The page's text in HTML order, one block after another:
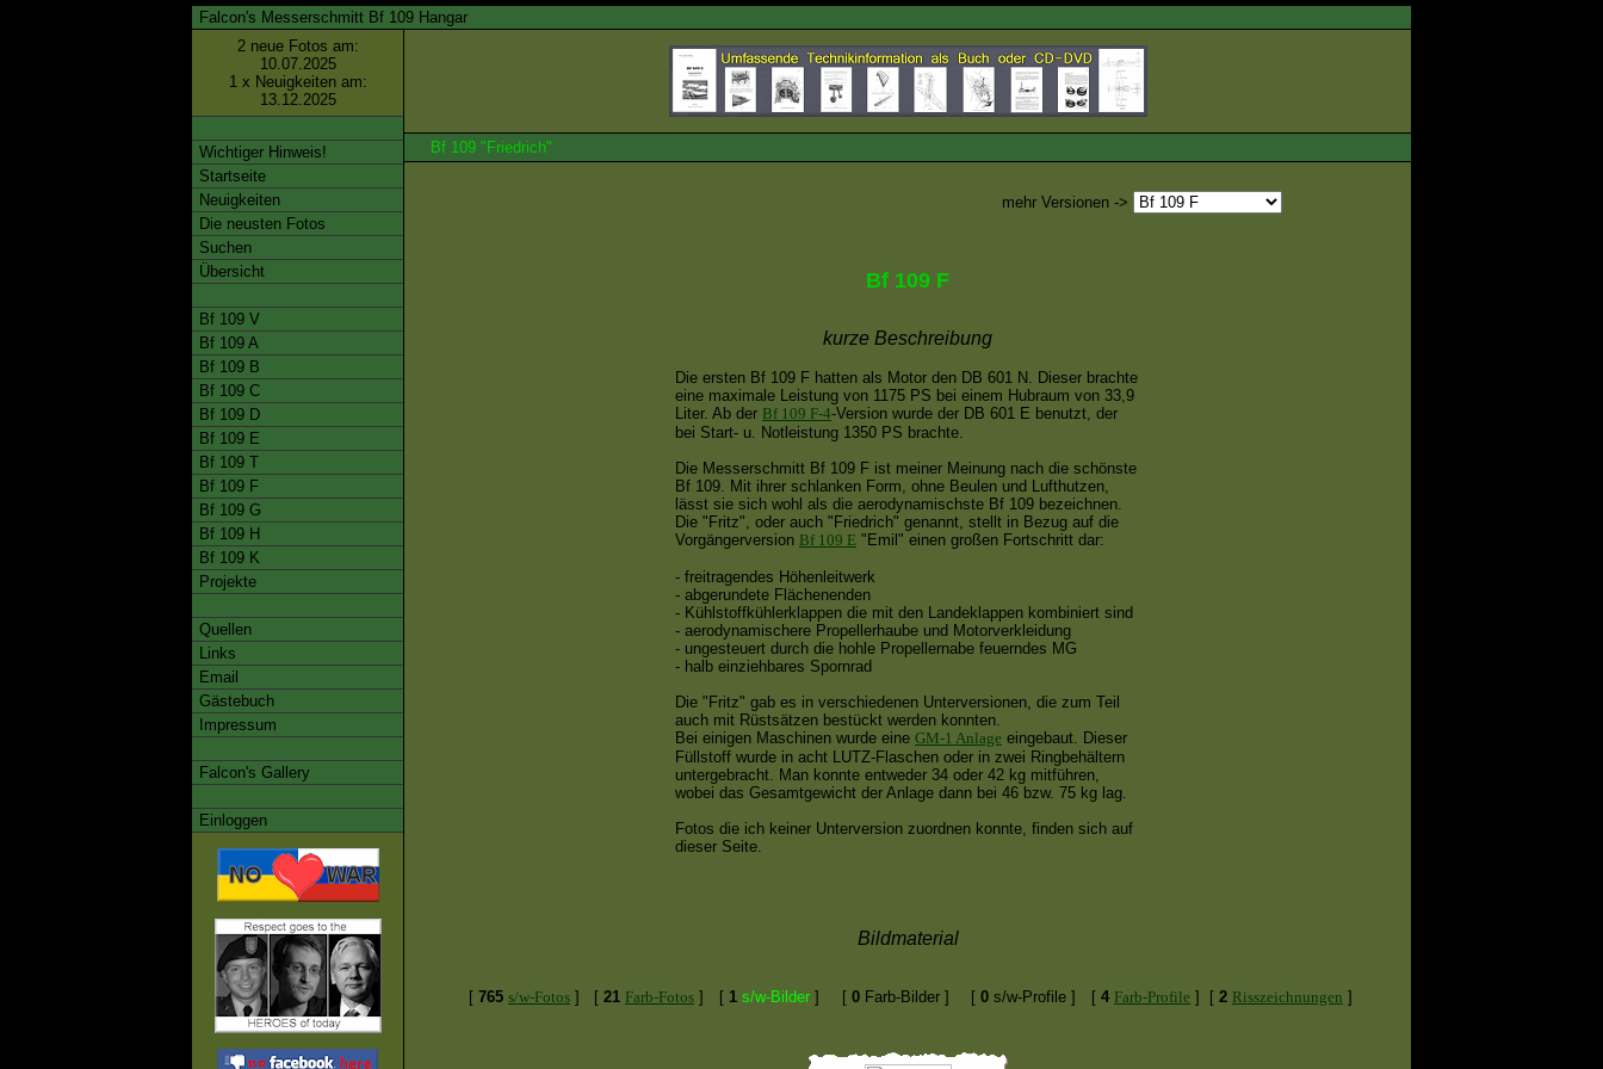
Falcon's Messerschmitt Bf 109 Hangar
2 neue Fotos am:
10.07.2025
1 x Neuigkeiten am:
13.12.2025
Wichtiger Hinweis!
Startseite
Neuigkeiten
Die neusten Fotos
Suchen
Übersicht
Bf 109 V
Bf 109 A
Bf 109 B
Bf 109 C
Bf 109 D
Bf 109 E
Bf 109 T
Bf 109 F
Bf 109 G
Bf 109 H
Bf 109 K
Projekte
Quellen
Links
Email
Gästebuch
Impressum
Falcon's Gallery
Einloggen
Bf 109 "Friedrich"
mehr Versionen ->
Bf 109 F
kurze Beschreibung
Die ersten Bf 109 F hatten als Motor den DB 601 N. Dieser brachte
eine maximale Leistung von 1175 PS bei einem Hubraum von 33,9
Liter. Ab der Bf 109 F-4-Version wurde der DB 601 E benutzt, der
bei Start- u. Notleistung 1350 PS brachte.
Die Messerschmitt Bf 109 F ist meiner Meinung nach die schönste
Bf 109. Mit ihrer schlanken Form, ohne Beulen und Lufthutzen,
lässt sie sich wohl als die aerodynamischste Bf 109 bezeichnen.
Die "Fritz", oder auch "Friedrich" genannt, stellt in Bezug auf die
Vorgängerversion Bf 109 E "Emil" einen großen Fortschritt dar:
- freitragendes Höhenleitwerk
- abgerundete Flächenenden
- Kühlstoffkühlerklappen die mit den Landeklappen kombiniert sind
- aerodynamischere Propellerhaube und Motorverkleidung
- ungesteuert durch die hohle Propellernabe feuerndes MG
- halb einziehbares Spornrad
Die "Fritz" gab es in verschiedenen Unterversionen, die zum Teil
auch mit Rüstsätzen bestückt werden konnten.
Bei einigen Maschinen wurde eine GM-1 Anlage eingebaut. Dieser
Füllstoff wurde in acht LUTZ-Flaschen oder in zwei Ringbehältern
untergebracht. Man konnte entweder 34 oder 42 kg mitführen,
wobei das Gesamtgewicht der Anlage dann bei 46 bzw. 75 kg lag.
Fotos die ich keiner Unterversion zuordnen konnte, finden sich auf
dieser Seite.
Bildmaterial
[ 765 s/w-Fotos ] [ 21 Farb-Fotos ] [ 1 s/w-Bilder ] [ 0 Farb-Bilder ] [ 0 s/w-Profile ] [ 4 Farb-Profile ] [ 2 Risszeichnungen ]